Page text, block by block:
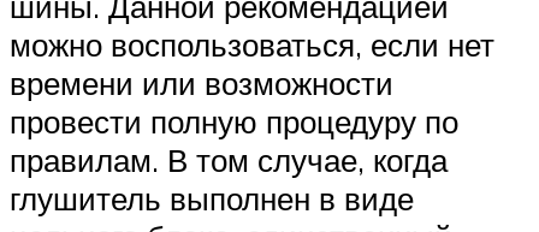
можно воспользоваться, если нет
времени или возможности
провести полную процедуру по
правилам. В том случае, когда
глушитель выполнен в виде